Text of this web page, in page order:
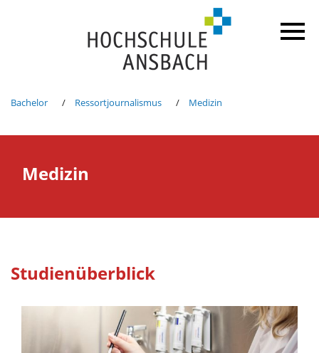
Bachelor Ressortjournalismus Medizin
Medizin
Studienüberblick